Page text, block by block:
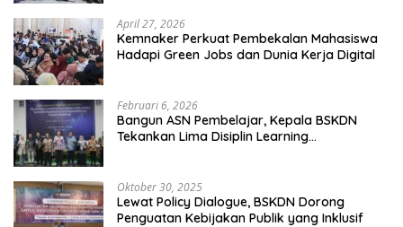
April 27, 2026
Kemnaker Perkuat Pembekalan Mahasiswa
Hadapi Green Jobs dan Dunia Kerja Digital
Februari 6, 2026
Bangun ASN Pembelajar, Kepala BSKDN
Tekankan Lima Disiplin Learning
Oktober 30, 2025
Lewat Policy Dialogue, BSKDN Dorong
Penguatan Kebijakan Publik yang Inklusif